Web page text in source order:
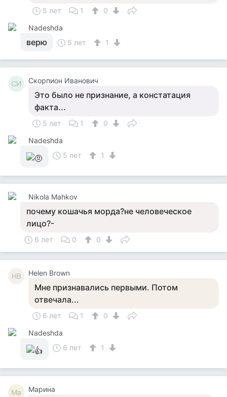
5 лет 1
0
Nadeshda
верю 5 лет 1
СИ Скорпион Иванович
Это было не признание, а констатация
факта...
5 лет 1
0
Nadeshda
5 лет
1
Nikola Mahkov
почему кошачья морда?не человеческое
лицо?-
6 лет 0 0
HB Helen Brown
Мне признавались первыми. Потом
отвечала...
6 лет 1
0
Nadeshda
6 лет
1
Ма Марина